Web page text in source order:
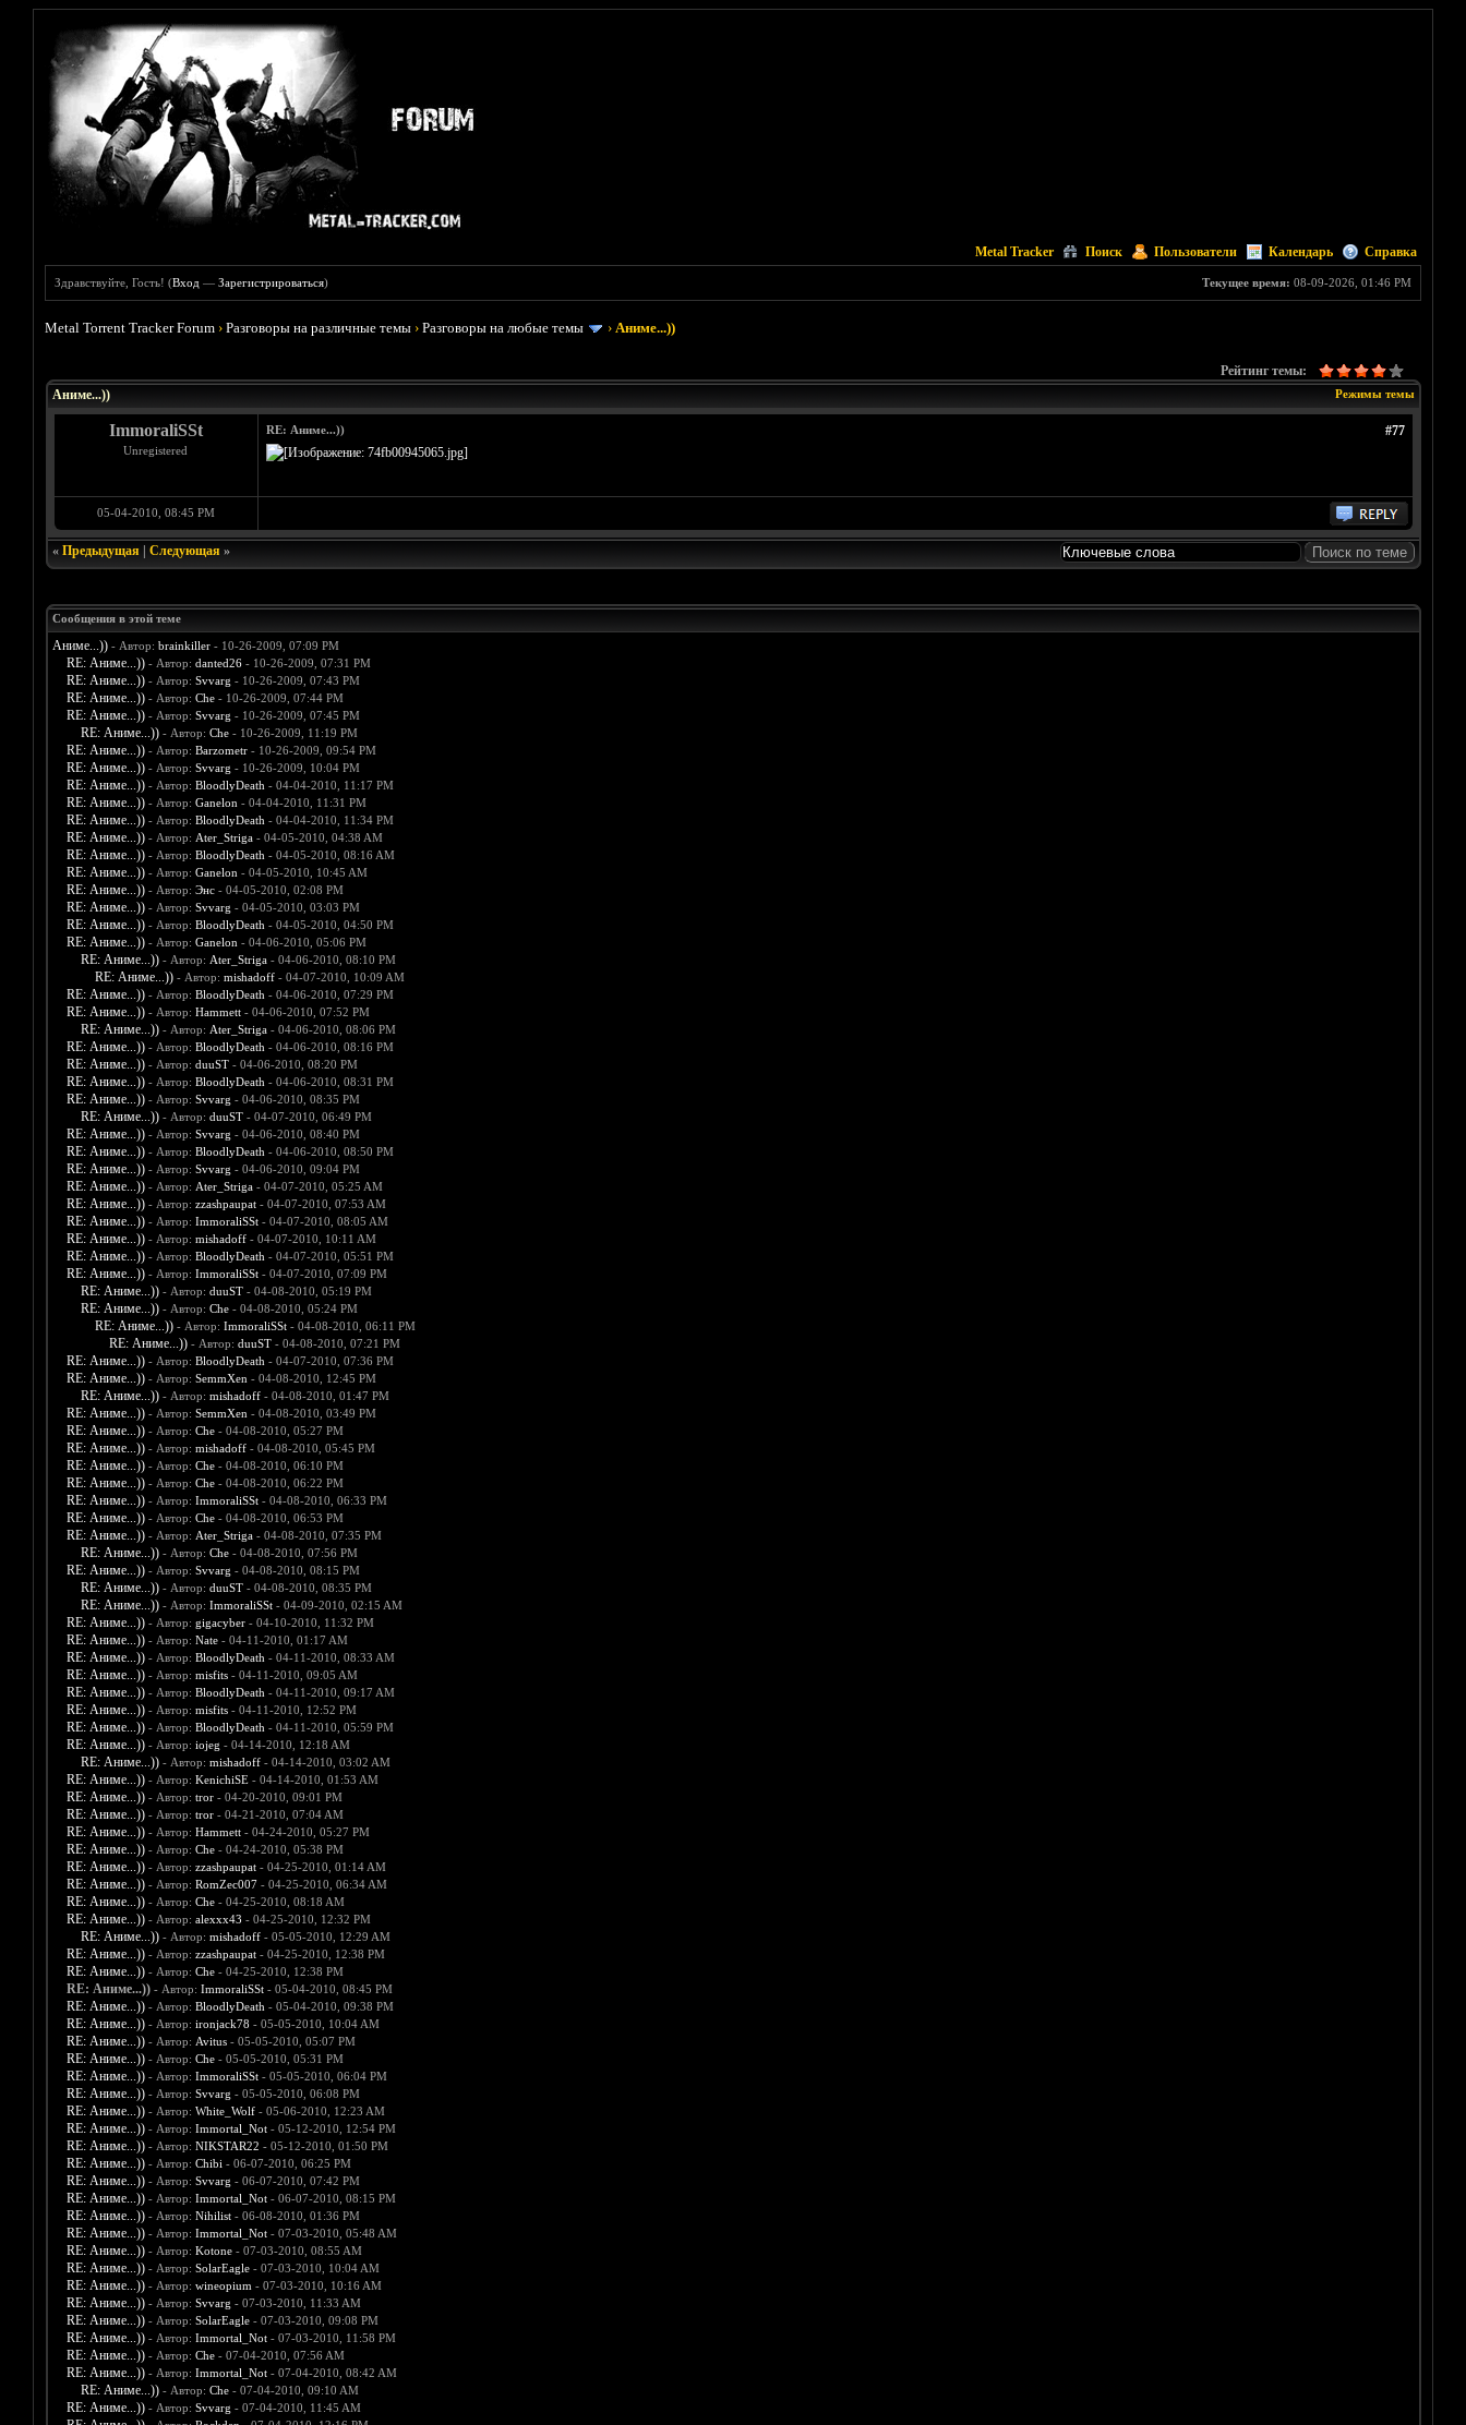
Metal Tracker Поиск Пользователи Календарь Справка
Текущее время: 08-09-2026, 01:46 PM
Здравствуйте, Гость! (Вход —Зарегистрироваться)
Metal Torrent Tracker Forum ›Разговоры на различные темы ›Разговоры на любые темы ›Аниме...))
Рейтинг темы:
Режимы темы
Аниме...))
ImmoraliSSt
Unregistered
#77
RE: Аниме...))
05-04-2010, 08:45 PM
« Предыдущая| Следующая»
Сообщения в этой теме
Аниме...)) - Автор: brainkiller- 10-26-2009, 07:09 PM
RE: Аниме...)) - Автор: danted26- 10-26-2009, 07:31 PM
RE: Аниме...)) - Автор: Svvarg - 10-26-2009, 07:43 PM
RE: Аниме...)) - Автор: Che- 10-26-2009, 07:44 PM
RE: Аниме...)) - Автор: Svvarg - 10-26-2009, 07:45 PM
RE: Аниме...)) - Автор: Che- 10-26-2009, 11:19 PM
RE: Аниме...)) - Автор: Barzometr- 10-26-2009, 09:54 PM
RE: Аниме...)) - Автор: Svvarg - 10-26-2009, 10:04 PM
RE: Аниме...)) - Автор: BloodlyDeath - 04-04-2010, 11:17 PM
RE: Аниме...)) - Автор: Ganelon - 04-04-2010, 11:31 PM
RE: Аниме...)) - Автор: BloodlyDeath - 04-04-2010, 11:34 PM
RE: Аниме...)) - Автор: Ater_Striga- 04-05-2010, 04:38 AM
RE: Аниме...)) - Автор: BloodlyDeath - 04-05-2010, 08:16 AM
RE: Аниме...)) - Автор: Ganelon - 04-05-2010, 10:45 AM
RE: Аниме...)) - Автор: Энс- 04-05-2010, 02:08 PM
RE: Аниме...)) - Автор: Svvarg - 04-05-2010, 03:03 PM
RE: Аниме...)) - Автор: BloodlyDeath - 04-05-2010, 04:50 PM
RE: Аниме...)) - Автор: Ganelon - 04-06-2010, 05:06 PM
RE: Аниме...)) - Автор: Ater_Striga- 04-06-2010, 08:10 PM
RE: Аниме...)) - Автор: mishadoff- 04-07-2010, 10:09 AM
RE: Аниме...)) - Автор: BloodlyDeath - 04-06-2010, 07:29 PM
RE: Аниме...)) - Автор: Hammett- 04-06-2010, 07:52 PM
RE: Аниме...)) - Автор: Ater_Striga- 04-06-2010, 08:06 PM
RE: Аниме...)) - Автор: BloodlyDeath - 04-06-2010, 08:16 PM
RE: Аниме...)) - Автор: duuST- 04-06-2010, 08:20 PM
RE: Аниме...)) - Автор: BloodlyDeath - 04-06-2010, 08:31 PM
RE: Аниме...)) - Автор: Svvarg - 04-06-2010, 08:35 PM
RE: Аниме...)) - Автор: duuST- 04-07-2010, 06:49 PM
RE: Аниме...)) - Автор: Svvarg - 04-06-2010, 08:40 PM
RE: Аниме...)) - Автор: BloodlyDeath - 04-06-2010, 08:50 PM
RE: Аниме...)) - Автор: Svvarg - 04-06-2010, 09:04 PM
RE: Аниме...)) - Автор: Ater_Striga- 04-07-2010, 05:25 AM
RE: Аниме...)) - Автор: zzashpaupat- 04-07-2010, 07:53 AM
RE: Аниме...)) - Автор: ImmoraliSSt- 04-07-2010, 08:05 AM
RE: Аниме...)) - Автор: mishadoff- 04-07-2010, 10:11 AM
RE: Аниме...)) - Автор: BloodlyDeath - 04-07-2010, 05:51 PM
RE: Аниме...)) - Автор: ImmoraliSSt- 04-07-2010, 07:09 PM
RE: Аниме...)) - Автор: duuST- 04-08-2010, 05:19 PM
RE: Аниме...)) - Автор: Che- 04-08-2010, 05:24 PM
RE: Аниме...)) - Автор: ImmoraliSSt- 04-08-2010, 06:11 PM
RE: Аниме...)) - Автор: duuST- 04-08-2010, 07:21 PM
RE: Аниме...)) - Автор: BloodlyDeath - 04-07-2010, 07:36 PM
RE: Аниме...)) - Автор: SemmXen - 04-08-2010, 12:45 PM
RE: Аниме...)) - Автор: mishadoff- 04-08-2010, 01:47 PM
RE: Аниме...)) - Автор: SemmXen - 04-08-2010, 03:49 PM
RE: Аниме...)) - Автор: Che- 04-08-2010, 05:27 PM
RE: Аниме...)) - Автор: mishadoff- 04-08-2010, 05:45 PM
RE: Аниме...)) - Автор: Che- 04-08-2010, 06:10 PM
RE: Аниме...)) - Автор: Che- 04-08-2010, 06:22 PM
RE: Аниме...)) - Автор: ImmoraliSSt- 04-08-2010, 06:33 PM
RE: Аниме...)) - Автор: Che- 04-08-2010, 06:53 PM
RE: Аниме...)) - Автор: Ater_Striga- 04-08-2010, 07:35 PM
RE: Аниме...)) - Автор: Che- 04-08-2010, 07:56 PM
RE: Аниме...)) - Автор: Svvarg - 04-08-2010, 08:15 PM
RE: Аниме...)) - Автор: duuST- 04-08-2010, 08:35 PM
RE: Аниме...)) - Автор: ImmoraliSSt- 04-09-2010, 02:15 AM
RE: Аниме...)) - Автор: gigacyber- 04-10-2010, 11:32 PM
RE: Аниме...)) - Автор: Nate- 04-11-2010, 01:17 AM
RE: Аниме...)) - Автор: BloodlyDeath - 04-11-2010, 08:33 AM
RE: Аниме...)) - Автор: misfits- 04-11-2010, 09:05 AM
RE: Аниме...)) - Автор: BloodlyDeath - 04-11-2010, 09:17 AM
RE: Аниме...)) - Автор: misfits- 04-11-2010, 12:52 PM
RE: Аниме...)) - Автор: BloodlyDeath - 04-11-2010, 05:59 PM
RE: Аниме...)) - Автор: iojeg - 04-14-2010, 12:18 AM
RE: Аниме...)) - Автор: mishadoff- 04-14-2010, 03:02 AM
RE: Аниме...)) - Автор: KenichiSE- 04-14-2010, 01:53 AM
RE: Аниме...)) - Автор: tror- 04-20-2010, 09:01 PM
RE: Аниме...)) - Автор: tror- 04-21-2010, 07:04 AM
RE: Аниме...)) - Автор: Hammett- 04-24-2010, 05:27 PM
RE: Аниме...)) - Автор: Che- 04-24-2010, 05:38 PM
RE: Аниме...)) - Автор: zzashpaupat- 04-25-2010, 01:14 AM
RE: Аниме...)) - Автор: RomZec007- 04-25-2010, 06:34 AM
RE: Аниме...)) - Автор: Che- 04-25-2010, 08:18 AM
RE: Аниме...)) - Автор: alexxx43 - 04-25-2010, 12:32 PM
RE: Аниме...)) - Автор: mishadoff- 05-05-2010, 12:29 AM
RE: Аниме...)) - Автор: zzashpaupat- 04-25-2010, 12:38 PM
RE: Аниме...)) - Автор: Che- 04-25-2010, 12:38 PM
RE: Аниме...)) - Автор: ImmoraliSSt- 05-04-2010, 08:45 PM
RE: Аниме...)) - Автор: BloodlyDeath - 05-04-2010, 09:38 PM
RE: Аниме...)) - Автор: ironjack78 - 05-05-2010, 10:04 AM
RE: Аниме...)) - Автор: Avitus- 05-05-2010, 05:07 PM
RE: Аниме...)) - Автор: Che- 05-05-2010, 05:31 PM
RE: Аниме...)) - Автор: ImmoraliSSt- 05-05-2010, 06:04 PM
RE: Аниме...)) - Автор: Svvarg - 05-05-2010, 06:08 PM
RE: Аниме...)) - Автор: White_Wolf- 05-06-2010, 12:23 AM
RE: Аниме...)) - Автор: Immortal_Not- 05-12-2010, 12:54 PM
RE: Аниме...)) - Автор: NIKSTAR22 - 05-12-2010, 01:50 PM
RE: Аниме...)) - Автор: Chibi - 06-07-2010, 06:25 PM
RE: Аниме...)) - Автор: Svvarg - 06-07-2010, 07:42 PM
RE: Аниме...)) - Автор: Immortal_Not- 06-07-2010, 08:15 PM
RE: Аниме...)) - Автор: Nihilist- 06-08-2010, 01:36 PM
RE: Аниме...)) - Автор: Immortal_Not- 07-03-2010, 05:48 AM
RE: Аниме...)) - Автор: Kotone- 07-03-2010, 08:55 AM
RE: Аниме...)) - Автор: SolarEagle- 07-03-2010, 10:04 AM
RE: Аниме...)) - Автор: wineopium - 07-03-2010, 10:16 AM
RE: Аниме...)) - Автор: Svvarg - 07-03-2010, 11:33 AM
RE: Аниме...)) - Автор: SolarEagle- 07-03-2010, 09:08 PM
RE: Аниме...)) - Автор: Immortal_Not- 07-03-2010, 11:58 PM
RE: Аниме...)) - Автор: Che- 07-04-2010, 07:56 AM
RE: Аниме...)) - Автор: Immortal_Not- 07-04-2010, 08:42 AM
RE: Аниме...)) - Автор: Che- 07-04-2010, 09:10 AM
RE: Аниме...)) - Автор: Svvarg - 07-04-2010, 11:45 AM